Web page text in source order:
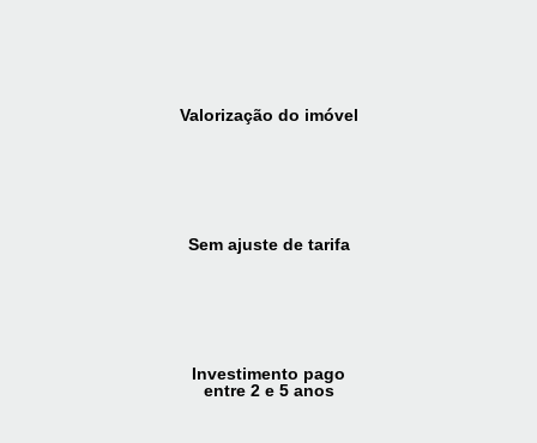
Valorização do imóvel
Sem ajuste de tarifa
Investimento pago
entre 2 e 5 anos